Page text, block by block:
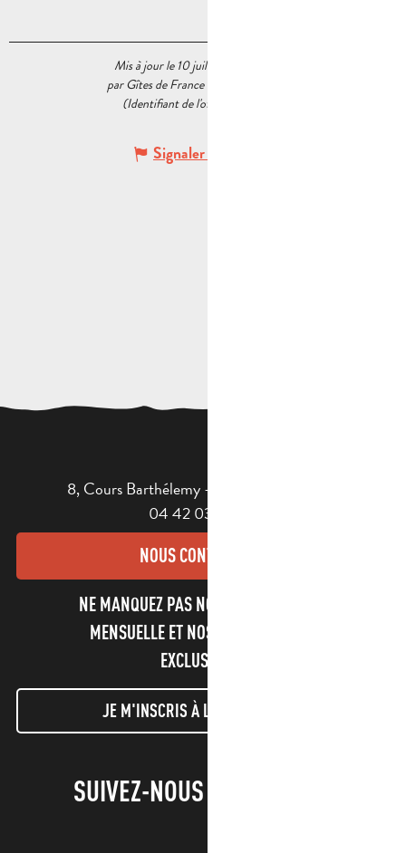
Mis à jour le 10 juillet 2026 à 03:34
par Gîtes de France Bouches du Rhône
(Identifiant de l'offre :
Signaler une erreur
8, Cours Barthélemy - 13400 AUBAGNE
04 42 03 49 98
NOUS CONTACTER
NE MANQUEZ PAS NOTRE NEWSLETTER
MENSUELLE ET NOS INFORMATIONS
EXCLUSIVES !
JE M'INSCRIS À LA NEWSLETTER
SUIVEZ-NOUS !